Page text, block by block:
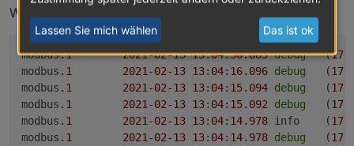
Gibt es auch als kWh register welcher auch um
0Uhr zurück gesetzt wird.
Jetzt verstehe ich das in Grafana so das der letzte
Wert um 1 Uhr erfasst wird. Da ist er aber schon
wieder auf „0“ gesetzt.
Ich müsste also wissen wie ich Grafana dazu
bewegen kann den letzten Wert des Tages um
zum Beispiel 23:30Uhr zu erfassen.
Ich habe aber mal versucht dein Blockly an mein
System anzupassen. Mal sehen was morgen
Abend dann im Graph angezeigt wird.
Aber eigentlich ist es bei mir nicht notwendig den
Weißt du hier Rat?
modbus.1 2021-02-13 13:04:30.885 debug
	(
modbus .1 2021-02-13 13: 04: 16.096 debug
	(
modbus .1 2021-02-13 13: 04: 15.094 debug
	(
modbus .1 2021-02-13 13: 04: 15.092 debug
	(
modbus .1 2021-02-13 13: 04: 14.978
	info	(
modbus .1 2021-02-13 13: 04: 14.978 debug
	(
Lassen Sie mich wählen Das ist ok